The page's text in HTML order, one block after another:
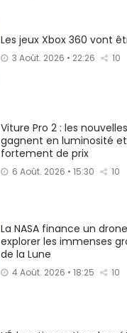
Les jeux Xbox 360 vont
3 Août. 2026 • 22:26 10
Viture Pro 2 : les
gagnent en luminosité
fortement de prix
6 Août. 2026 • 15:30 10
La NASA finance un
explorer les immenses
de la Lune
4 Août. 2026 • 18:25 10